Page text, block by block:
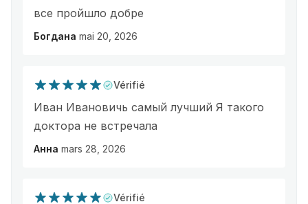
все пройшло добре
Богдана mai 20, 2026
Vérifié
Иван Ивановичь самый лучший Я такого
доктора не встречала
Анна mars 28, 2026
Vérifié